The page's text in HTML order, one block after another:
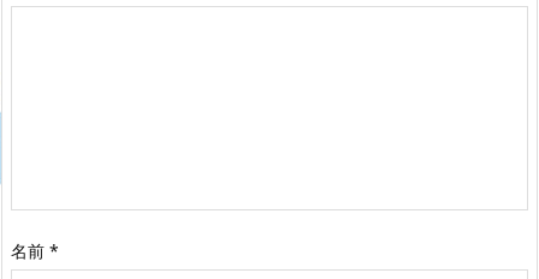
名前 *